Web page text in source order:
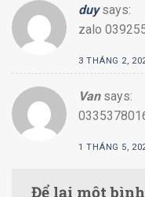
duy says:
zalo
3 THÁNG 2,
Van says:
1 THÁNG 5,
Để lại một